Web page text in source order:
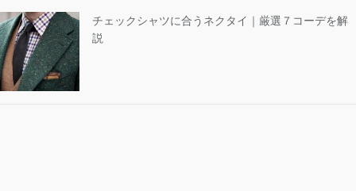
チェックシャツに合うネクタイ｜厳選７コーデを解
説